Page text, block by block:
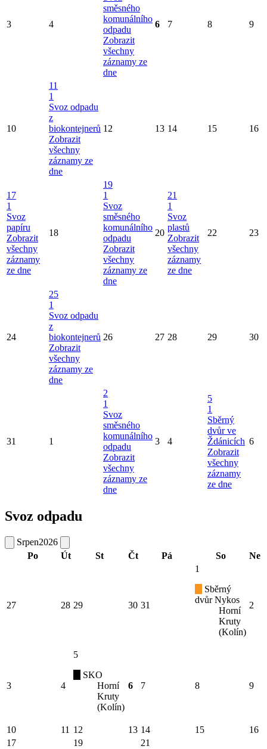
3 4
směsného
komunálního
odpadu
Zobrazit
všechny
záznamy ze
dne
6 7 8 9
10
11
1
Svoz odpadu
z
biokontejnerů
Zobrazit
všechny
záznamy ze
dne
12 13 14 15 16
17
1
Svoz
papíru
Zobrazit
všechny
záznamy
ze dne
18
19
1
Svoz
směsného
komunálního
odpadu
Zobrazit
všechny
záznamy ze
dne
20
21
1
Svoz
plastů
Zobrazit
všechny
záznamy
ze dne
22 23
24
25
1
Svoz odpadu
z
biokontejnerů
Zobrazit
všechny
záznamy ze
dne
26 27 28 29 30
31 1
2
1
Svoz
směsného
komunálního
odpadu
Zobrazit
všechny
záznamy ze
dne
3 4
5
1
Sběrný
dvůr ve
Ždánicích
Zobrazit
všechny
záznamy
ze dne
6
Svoz odpadu
Srpen2026
Po
Út St Čt Pá So Ne
27 28 29 30 31
1
Sběrný
dvůr Nykos
Horní
Kruty
(Kolín)
2
3 4
5
SKO
Horní
Kruty
(Kolín)
6 7 8 9
10 11 12 13 14 15
16
17
19
21